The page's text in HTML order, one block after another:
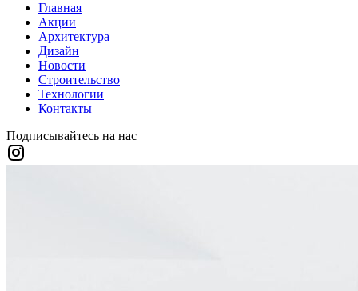
Главная
Акции
Архитектура
Дизайн
Новости
Строительство
Технологии
Контакты
Подписывайтесь на нас